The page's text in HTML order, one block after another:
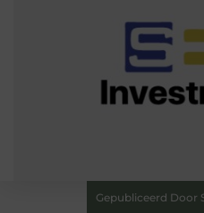
Gepubliceerd Door